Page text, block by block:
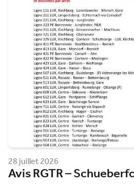
28 juillet 2026
Avis RGTR –